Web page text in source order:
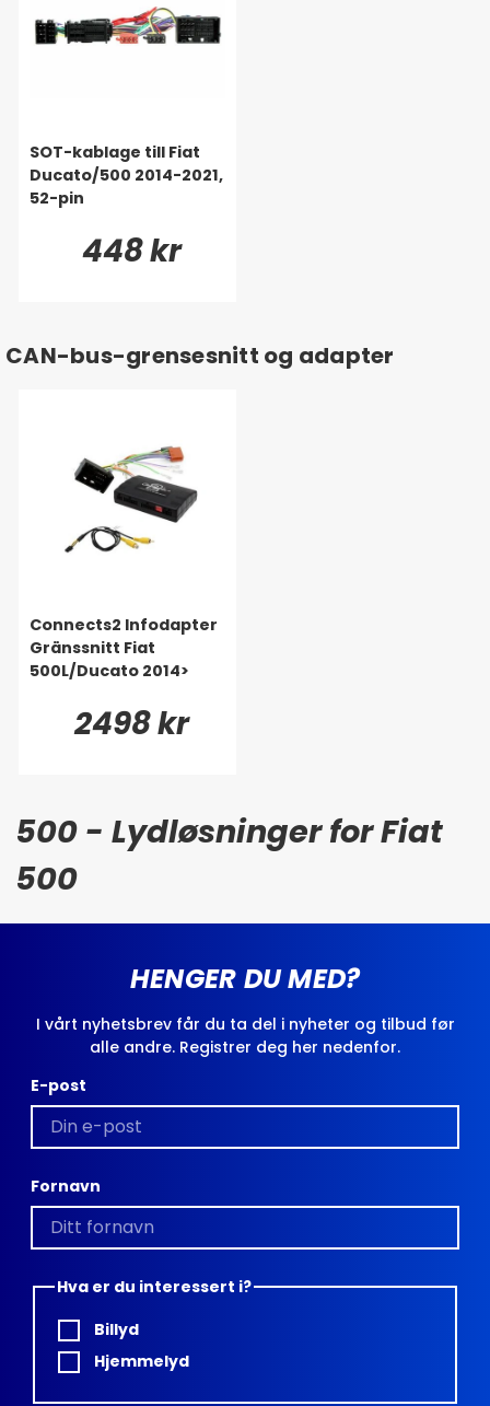
SOT-kablage till Fiat
Ducato/500 2014-2021,
52-pin
448 kr
CAN-bus-grensesnitt og adapter
Connects2 Infodapter
Gränssnitt Fiat
500L/Ducato 2014>
2498 kr
500 - Lydløsninger for Fiat
500
HENGER DU MED?
I vårt nyhetsbrev får du ta del i nyheter og tilbud før
alle andre. Registrer deg her nedenfor.
E-post
Fornavn
Hva er du interessert i?
Billyd
Hjemmelyd